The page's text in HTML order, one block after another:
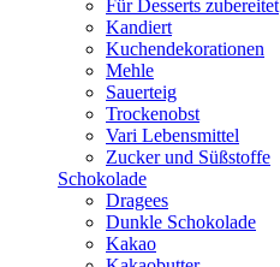
Für Desserts zubereitet
Kandiert
Kuchendekorationen
Mehle
Sauerteig
Trockenobst
Vari Lebensmittel
Zucker und Süßstoffe
Schokolade
Dragees
Dunkle Schokolade
Kakao